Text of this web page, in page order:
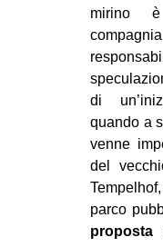
mirino
di
quando a
venne
del
parco
proposta